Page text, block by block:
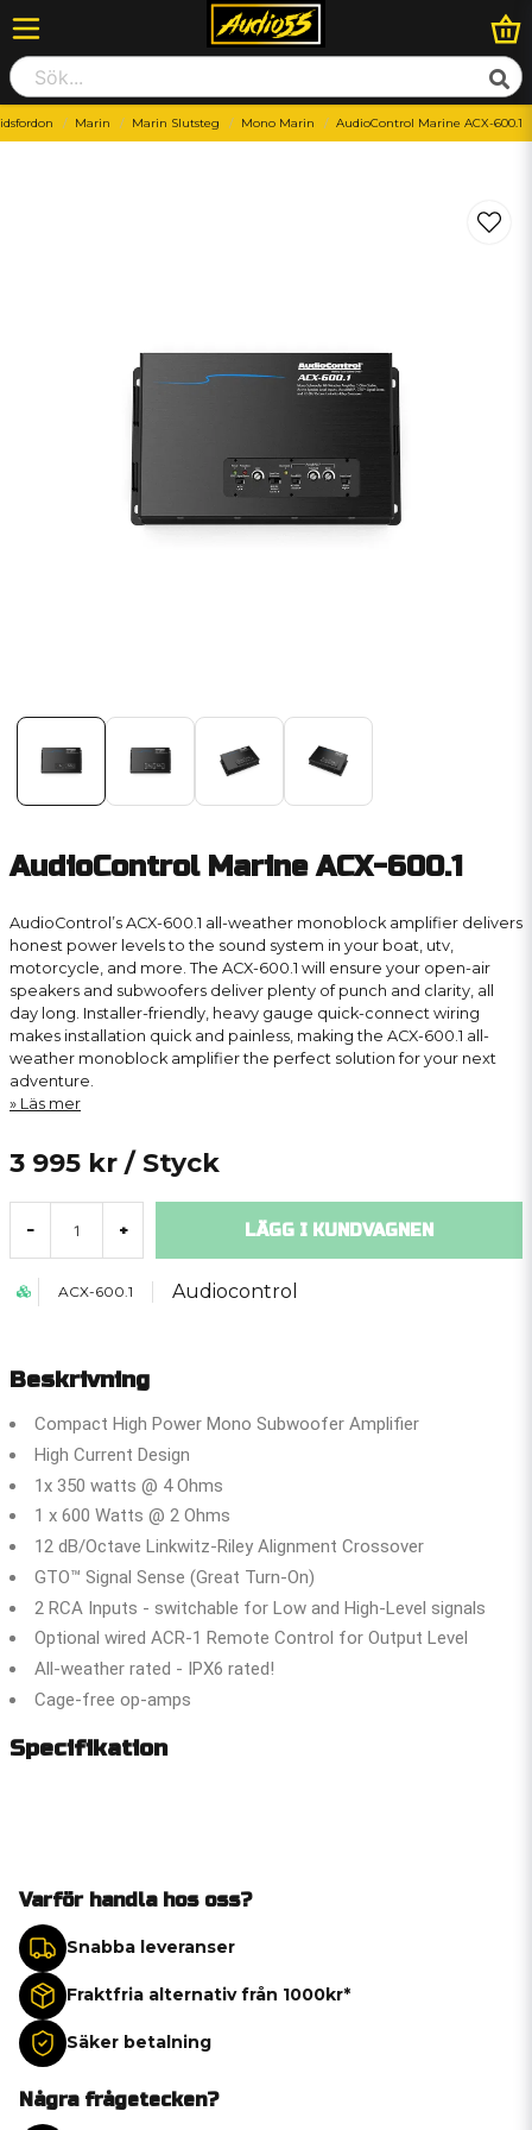
Marin Marin Slutsteg Mono Marin AudioControl Marine ACX-600.1
AudioControl Marine ACX-600.1
AudioControl’s ACX-600.1 all-weather monoblock amplifier delivers
honest power levels to the sound system in your boat, utv,
motorcycle, and more. The ACX-600.1 will ensure your open-air
speakers and subwoofers deliver plenty of punch and clarity, all
day long. Installer-friendly, heavy gauge quick-connect wiring
makes installation quick and painless, making the ACX-600.1 all-
weather monoblock amplifier the perfect solution for your next
adventure.
Läs mer
3 995 kr / Styck
- + LÄGG I KUNDVAGNEN
ACX-600.1 Audiocontrol
Beskrivning
Compact High Power Mono Subwoofer Amplifier
High Current Design
1x 350 watts @ 4 Ohms
1 x 600 Watts @ 2 Ohms
12 dB/Octave Linkwitz-Riley Alignment Crossover
GTO™ Signal Sense (Great Turn-On)
2 RCA Inputs - switchable for Low and High-Level signals
Optional wired ACR-1 Remote Control for Output Level
All-weather rated - IPX6 rated!
Cage-free op-amps
Specifikation
Varför handla hos oss?
Snabba leveranser
Fraktfria alternativ från 1000kr*
Säker betalning
Några frågetecken?